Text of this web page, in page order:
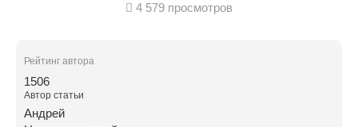
4 579 просмотров
Рейтинг автора
1506
Автор статьи
Андрей